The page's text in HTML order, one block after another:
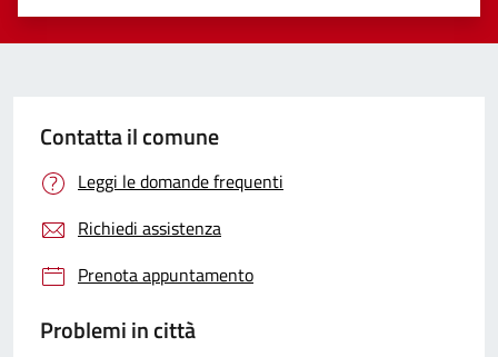
Valuta 5 stelle su 5
Valuta 4 stelle su 5
Valuta 3 stelle su 5
Valuta 2 stelle su 5
Valuta 1 stelle su 5
Contatta il comune
Leggi le domande frequenti
Richiedi assistenza
Prenota appuntamento
Problemi in città